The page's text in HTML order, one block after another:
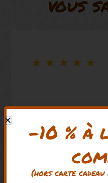
★ ★ ★ ★ ★
Super boutique !
comme les
trouve nulle part
BENOIT RONDOT
-10 % à
(hors carte